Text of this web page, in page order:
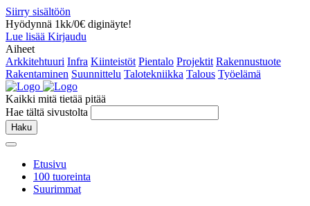
Siirry sisältöön
Hyödynnä 1kk/0€ diginäyte!
Lue lisää Kirjaudu
Aiheet
Arkkitehtuuri Infra Kiinteistöt Pientalo Projektit Rakennustuote
Rakentaminen Suunnittelu Talotekniikka Talous Työelämä
Kaikki mitä tietää pitää
Hae tältä sivustolta
Haku
Etusivu
100 tuoreinta
Suurimmat